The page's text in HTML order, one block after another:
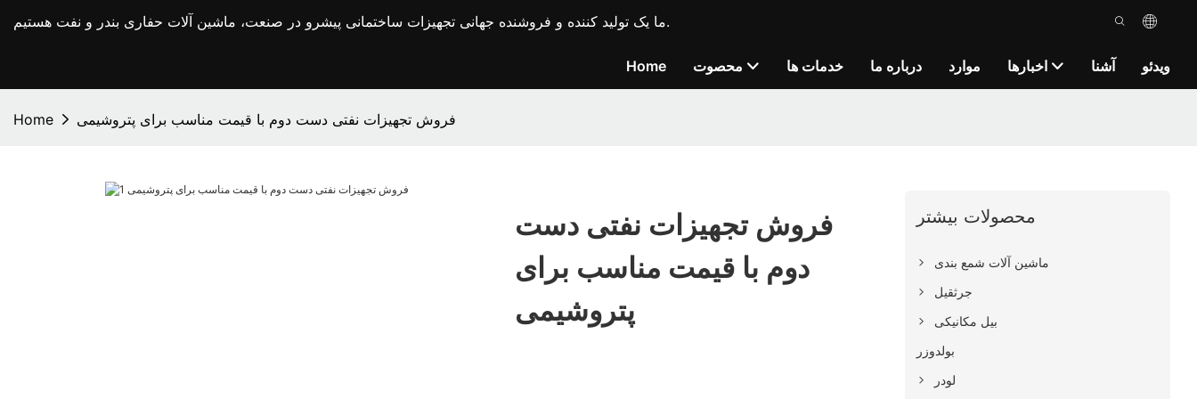
ما یک تولید کننده و فروشنده جهانی تجهیزات ساختمانی پیشرو در صنعت، ماشین آلات حفاری بندر و نفت هستیم.
Home محصوت خدمات ها درباره ما موارد اخبارها آشنا ویدئو
Home فروش تجهیزات نفتی دست دوم با قیمت مناسب برای پتروشیمی
فروش تجهیزات نفتی دست
دوم با قیمت مناسب برای
پتروشیمی
محصولات بیشتر
ماشین آلات شمع بندی
جرثقیل
بیل مکانیکی
بولدوزر
لودر